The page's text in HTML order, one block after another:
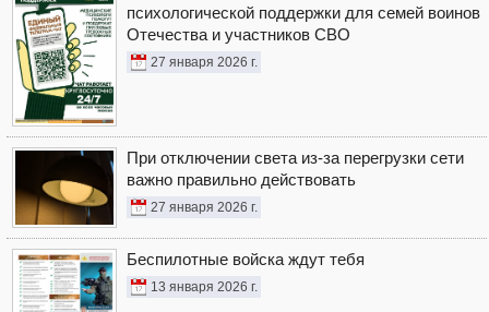
психологической поддержки для семей воинов
Отечества и участников СВО
27 января 2026 г.
При отключении света из-за перегрузки сети
важно правильно действовать
27 января 2026 г.
Беспилотные войска ждут тебя
13 января 2026 г.